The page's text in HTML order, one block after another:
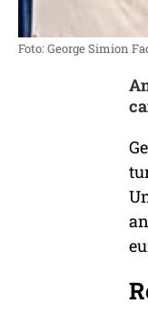
Foto: George Simion